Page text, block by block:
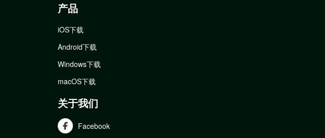
产品
iOS下载
Android下载
Windows下载
macOS下载
关于我们
Facebook